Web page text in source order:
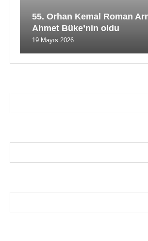
55. Orhan Kemal Roman
Ahmet Büke’nin oldu
19 Mayıs 2026